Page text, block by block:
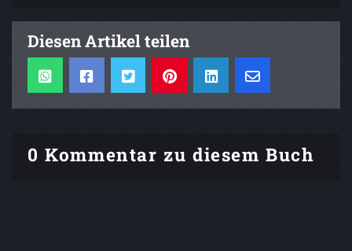
Diesen Artikel teilen
0 Kommentar zu diesem Buch